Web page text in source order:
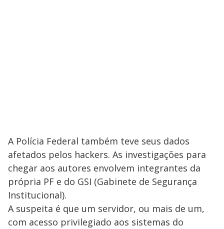
A Polícia Federal também teve seus dados
afetados pelos hackers. As investigações para
chegar aos autores envolvem integrantes da
própria PF e do GSI (Gabinete de Segurança
Institucional).
A suspeita é que um servidor, ou mais de um,
com acesso privilegiado aos sistemas do